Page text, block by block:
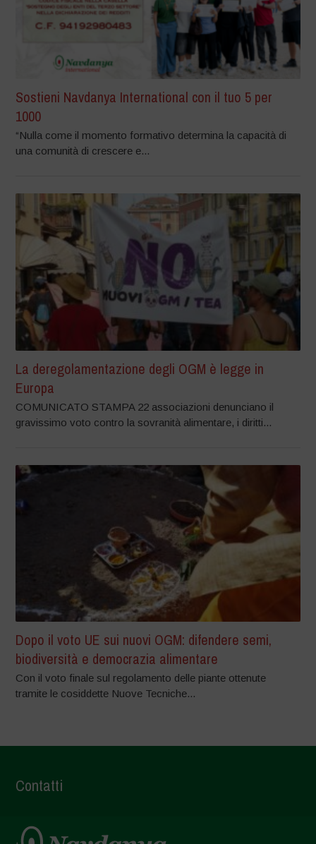
Sostieni Navdanya International con il tuo 5 per
1000
“Nulla come il momento formativo determina la capacità di
una comunità di crescere e...
La deregolamentazione degli OGM è legge in
Europa
COMUNICATO STAMPA 22 associazioni denunciano il
gravissimo voto contro la sovranità alimentare, i diritti...
Dopo il voto UE sui nuovi OGM: difendere semi,
biodiversità e democrazia alimentare
Con il voto finale sul regolamento delle piante ottenute
tramite le cosiddette Nuove Tecniche...
Contatti